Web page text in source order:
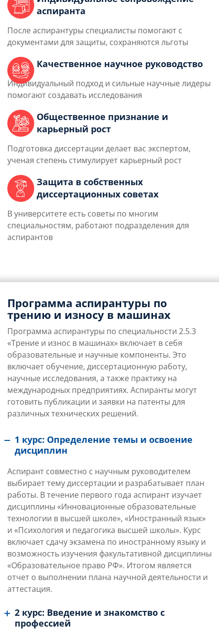
аспиранта
После аспирантуры специалисты помогают с
документами для защиты, сохраняются льготы
Качественное научное руководство
Индивидуальный подход и сильные научные лидеры
помогают создавать исследования
Общественное признание и
карьерный рост
Подготовка диссертации делает вас экспертом,
ученая степень стимулирует карьерный рост
Защита в собственных
диссертационных советах
В университете есть советы по многим
специальностям, работают подразделения для
аспирантов
Программа аспирантуры по
трению и износу в машинах
Программа аспирантуры по специальности 2.5.3
«Трение и износ в машинах» включает в себя
образовательные и научные компоненты. Это
включает обучение, диссертационную работу,
научные исследования, а также практику на
международных предприятиях. Аспиранты могут
готовить публикации и заявки на патенты для
различных технических решений.
1 курс: Определение темы и освоение
дисциплин
Аспирант совместно с научным руководителем
выбирает тему диссертации и разрабатывает план
работы. В течение первого года аспирант изучает
дисциплины «Инновационные образовательные
технологии в высшей школе», «Иностранный язык»
и «Психология и педагогика высшей школы». Курс
включает сдачу экзамена по иностранному языку и
возможность изучения факультативной дисциплины
«Образовательное право РФ». Итогом является
отчет о выполнении плана научной деятельности и
аттестация.
2 курс: Введение и знакомство с
профессией